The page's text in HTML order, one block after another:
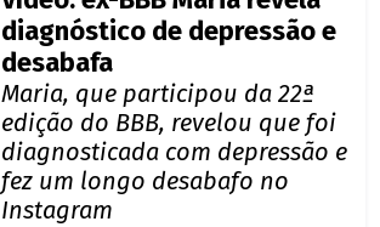
diagnóstico de depressão e
desabafa
Maria, que participou da 22ª
edição do BBB, revelou que foi
diagnosticada com depressão e
fez um longo desabafo no
Instagram